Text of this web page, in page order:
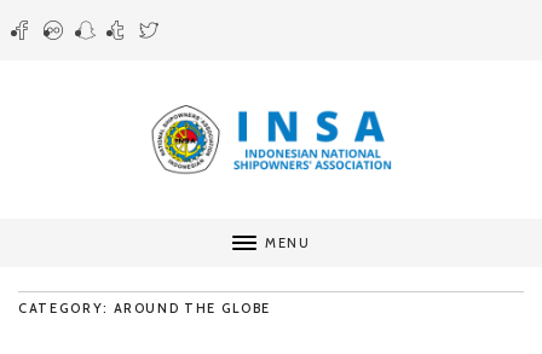
MENU
CATEGORY: AROUND THE GLOBE